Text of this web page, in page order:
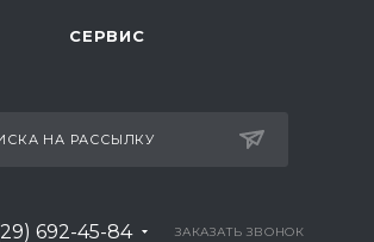
СЕРВИС
НА РАССЫЛКУ
692-45-84 ЗАКАЗАТЬ ЗВОНОК